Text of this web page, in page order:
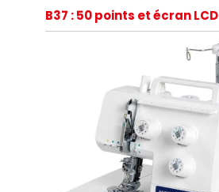
B37 : 50 points et écran LCD